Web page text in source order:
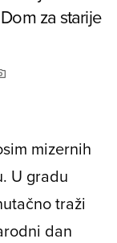
za starije
mizernih
U gradu
traži
dan